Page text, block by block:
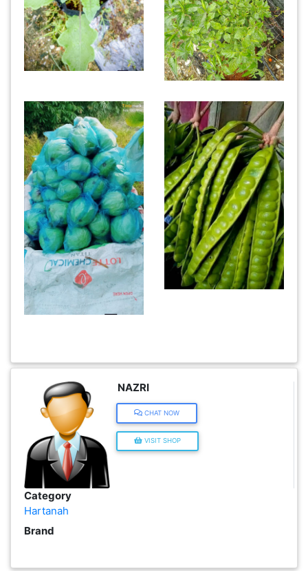
NAZRI
CHAT NOW
VISIT SHOP
Category
Hartanah
Brand
PERCUTIAN
PELANCONGAN(1)
BARANG
PERIBADI(4)
PEKERJAAN(0)
SERVIS(17)
HARTA
BENDA(1)
KEPERLUAN(16)
SELECT NEGERI
SELANGOR(37)
PAHANG(13)